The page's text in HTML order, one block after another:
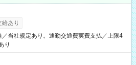
あり
／当社規定あり。通勤交通費実費支払／上限4
り